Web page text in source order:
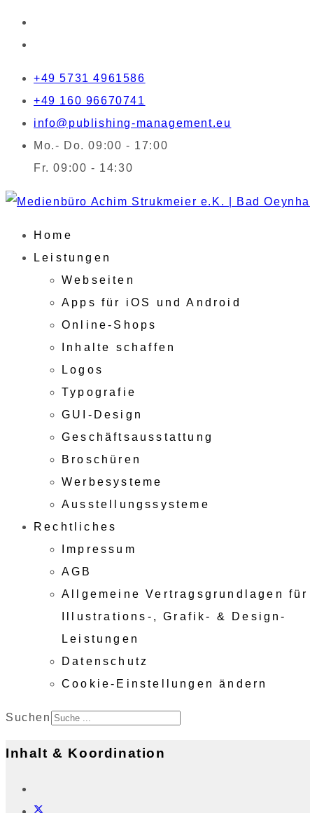
+49 5731 4961586
+49 160 96670741
info@publishing-management.eu
Mo.- Do. 09:00 - 17:00
Fr. 09:00 - 14:30
Home
Leistungen
Webseiten
Apps für iOS und Android
Online-Shops
Inhalte schaffen
Logos
Typografie
GUI-Design
Geschäftsausstattung
Broschüren
Werbesysteme
Ausstellungssysteme
Rechtliches
Impressum
AGB
Allgemeine Vertragsgrundlagen für
Illustrations-, Grafik- & Design-
Leistungen
Datenschutz
Cookie-Einstellungen ändern
Suchen
Inhalt & Koordination